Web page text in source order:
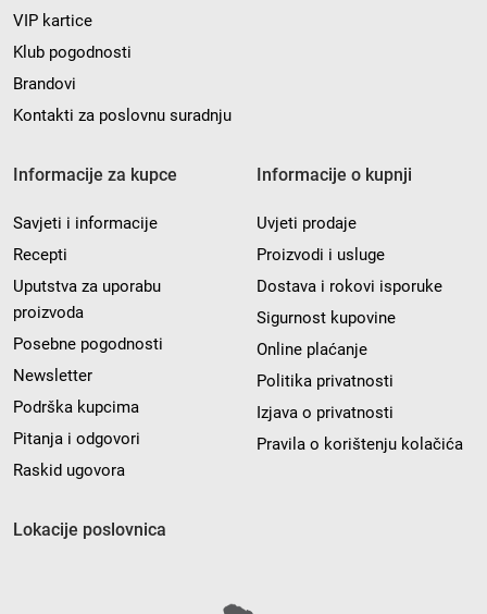
VIP kartice
Klub pogodnosti
Brandovi
Kontakti za poslovnu suradnju
Informacije za kupce
Savjeti i informacije
Recepti
Uputstva za uporabu
proizvoda
Posebne pogodnosti
Newsletter
Podrška kupcima
Pitanja i odgovori
Raskid ugovora
Informacije o kupnji
Uvjeti prodaje
Proizvodi i usluge
Dostava i rokovi isporuke
Sigurnost kupovine
Online plaćanje
Politika privatnosti
Izjava o privatnosti
Pravila o korištenju kolačića
Lokacije poslovnica